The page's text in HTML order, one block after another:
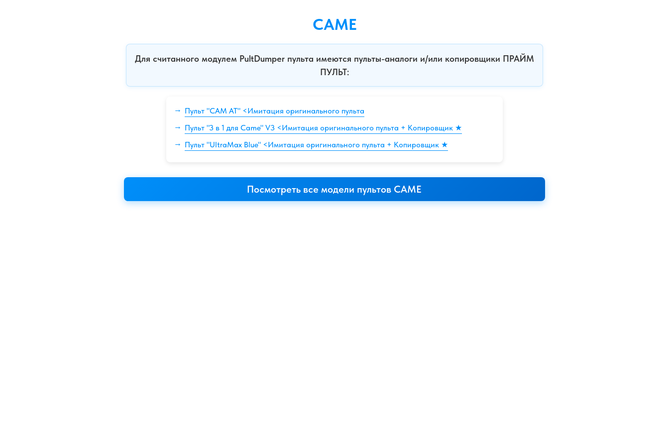
CAME
Для считанного модулем PultDumper пульта имеются пульты-аналоги и/или копировщики ПРАЙМ
ПУЛЬТ:
Пульт "CAM AT" <Имитация оригинального пульта
Пульт "3 в 1 для Came" V3 <Имитация оригинального пульта + Копировщик ★
Пульт "UltraMax Blue" <Имитация оригинального пульта + Копировщик ★
Посмотреть все модели пультов CAME